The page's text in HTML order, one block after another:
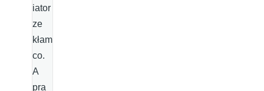
iator
ze
kłam
co.
A
pra